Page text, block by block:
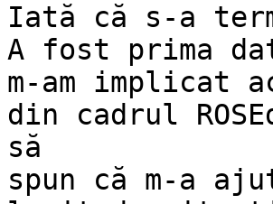
Iată că s-a
A fost prima
m-am implicat
din cadrul
să
spun că m-a